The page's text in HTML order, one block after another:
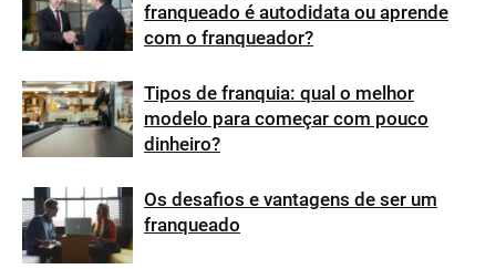
franqueado é autodidata ou aprende
com o franqueador?
Tipos de franquia: qual o melhor
modelo para começar com pouco
dinheiro?
Os desafios e vantagens de ser um
franqueado